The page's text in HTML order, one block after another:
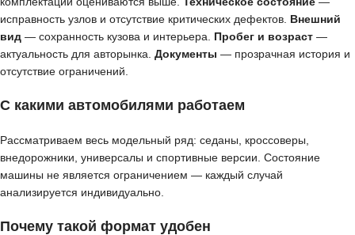
исправность узлов и отсутствие критических дефектов. Внешний
вид — сохранность кузова и интерьера. Пробег и возраст —
актуальность для авторынка. Документы — прозрачная история и
отсутствие ограничений.
С какими автомобилями работаем
Рассматриваем весь модельный ряд: седаны, кроссоверы,
внедорожники, универсалы и спортивные версии. Состояние
машины не является ограничением — каждый случай
анализируется индивидуально.
Почему такой формат удобен